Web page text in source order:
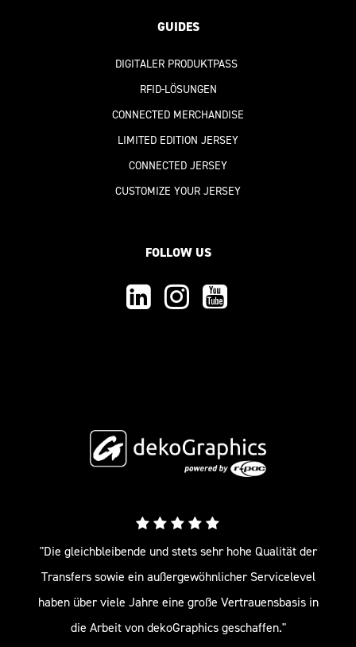
GUIDES
DIGITALER PRODUKTPASS
RFID-LÖSUNGEN
CONNECTED MERCHANDISE
LIMITED EDITION JERSEY
CONNECTED JERSEY
CUSTOMIZE YOUR JERSEY
FOLLOW US
"Die gleichbleibende und stets sehr hohe Qualität der
Transfers sowie ein außergewöhnlicher Servicelevel
haben über viele Jahre eine große Vertrauensbasis in
die Arbeit von dekoGraphics geschaffen."